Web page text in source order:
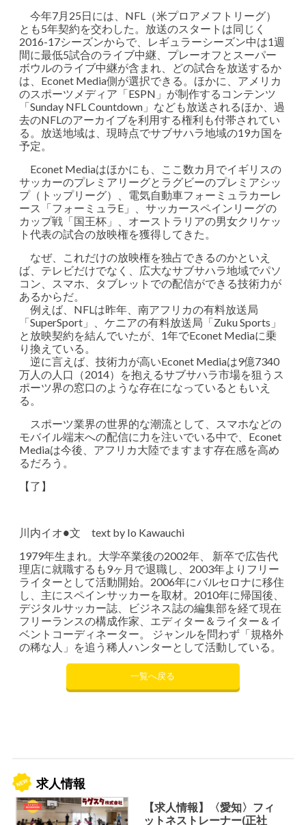
今年7月25日には、NFL（米プロアメフトリーグ）
とも5年契約を交わした。放送のスタートは同じく
2016-17シーズンからで、レギュラーシーズン中は1週
間に最低5試合のライブ中継、プレーオフとスーパー
ボウルのライブ中継が含まれ、どの試合を放送するか
は、Econet Media側が選択できる。ほかに、アメリカ
のスポーツメディア「ESPN」が制作するコンテンツ
「Sunday NFL Countdown」なども放送されるほか、過
去のNFLのアーカイブを利用する権利も付帯されてい
る。放送地域は、現時点でサブサハラ地域の19カ国を
予定。
Econet Mediaはほかにも、ここ数カ月でイギリスの
サッカーのプレミアリーグとラグビーのプレミアシッ
プ（トップリーグ）、電気自動車フォーミュラカーレ
ース「フォーミュラE」、サッカースペインリーグの
カップ戦「国王杯」、オーストラリアの男女クリケッ
ト代表の試合の放映権を獲得してきた。
なぜ、これだけの放映権を独占できるのかといえ
ば、テレビだけでなく、広大なサブサハラ地域でパソ
コン、スマホ、タブレットでの配信ができる技術力が
あるからだ。
例えば、NFLは昨年、南アフリカの有料放送局
「SuperSport」、ケニアの有料放送局「Zuku Sports」
と放映契約を結んでいたが、1年でEconet Mediaに乗
り換えている。
逆に言えば、技術力が高いEconet Mediaは9億7340
万人の人口（2014）を抱えるサブサハラ市場を狙うス
ポーツ界の窓口のような存在になっているともいえ
る。
スポーツ業界の世界的な潮流として、スマホなどの
モバイル端末への配信に力を注いでいる中で、Econet
Mediaは今後、アフリカ大陸でますます存在感を高め
るだろう。
【了】
川内イオ●文 text by Io Kawauchi
1979年生まれ。大学卒業後の2002年、 新卒で広告代
理店に就職するも9ヶ月で退職し、2003年よりフリー
ライターとして活動開始。2006年にバルセロナに移住
し、主にスペインサッカーを取材。2010年に帰国後、
デジタルサッカー誌、ビジネス誌の編集部を経て現在
フリーランスの構成作家、エディター＆ライター＆イ
ベントコーディネーター。 ジャンルを問わず「規格外
の稀な人」を追う稀人ハンターとして活動している。
一覧へ戻る
求人情報
【求人情報】〈愛知〉フィ
ットネストレーナー(正社